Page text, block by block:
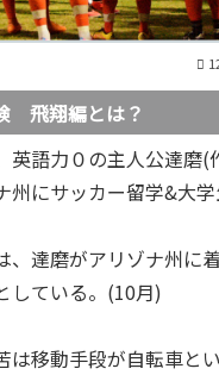
飛翔編とは？
英語力０の主人公達磨(
州にサッカー留学&大学
、達磨がアリゾナ州に
している。(10月)
は移動手段が自転車と